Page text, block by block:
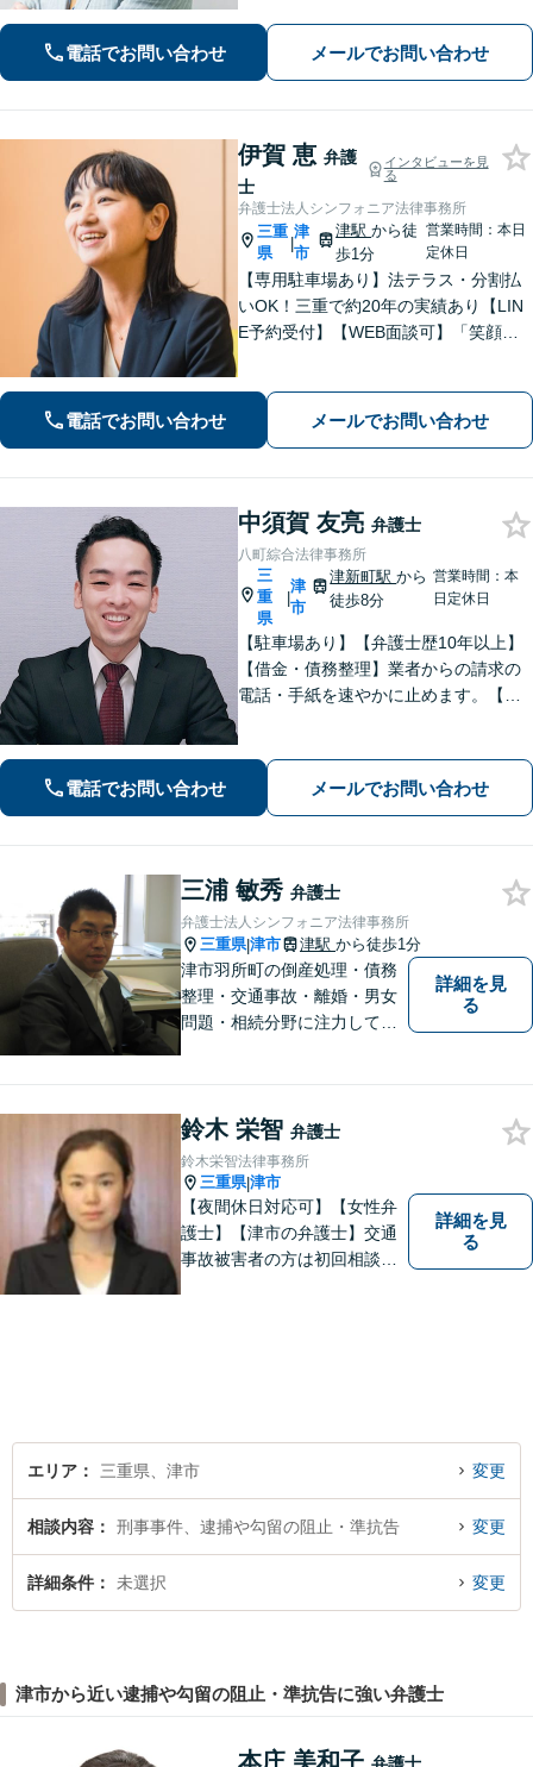
数【借金・債務整理】自己破産で、借
金を0にできる可能性があります。
電話でお問い合わせ メールでお問い合わせ
伊賀 恵 弁護
士
インタビューを見
る
弁護士法人シンフォニア法律事務所
三重
県
|
津
市
津駅から徒
歩1分
営業時間：本日
定休日
【専用駐車場あり】法テラス・分割払
いOK！三重で約20年の実績あり【LIN
E予約受付】【WEB面談可】「笑顔に
性別・年代問わず実績豊富【借金】家
計全体を見直すプランをご提案
電話でお問い合わせ メールでお問い合わせ
中須賀 友亮 弁護士
八町綜合法律事務所
三
重
県
|
津
市
津新町駅から
徒歩8分
営業時間：本
日定休日
【駐車場あり】【弁護士歴10年以上】
【借金・債務整理】業者からの請求の
電話・手紙を速やかに止めます。【交
ます。【分割払い利用可】【当日・夜
間の面談可】【完全個室で対応】
電話でお問い合わせ メールでお問い合わせ
三浦 敏秀 弁護士
弁護士法人シンフォニア法律事務所
三重県|津市 津駅 から徒歩1分
津市羽所町の倒産処理・債務
整理・交通事故・離婚・男女
問題・相続分野に注力してい
相談は初回無料】【夜間予約
可能】
詳細を見
る
鈴木 栄智 弁護士
鈴木栄智法律事務所
三重県|津市
【夜間休日対応可】【女性弁
護士】【津市の弁護士】交通
事故被害者の方は初回相談無
詳細を見
る
エリア 三重県、津市 変更
相談内容 刑事事件、逮捕や勾留の阻止・準抗告 変更
詳細条件 未選択 変更
津市から近い逮捕や勾留の阻止・準抗告に強い弁護士
本庄 美和子 弁護士